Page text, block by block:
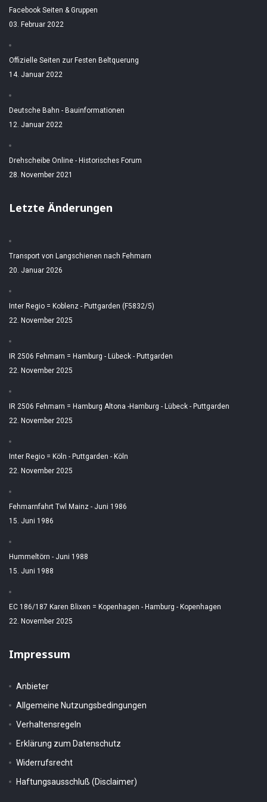
Facebook Seiten & Gruppen
03. Februar 2022
Offizielle Seiten zur Festen Beltquerung
14. Januar 2022
Deutsche Bahn - Bauinformationen
12. Januar 2022
Drehscheibe Online - Historisches Forum
28. November 2021
Letzte Änderungen
Transport von Langschienen nach Fehmarn
20. Januar 2026
Inter Regio = Koblenz - Puttgarden (F5832/5)
22. November 2025
IR 2506 Fehmarn = Hamburg - Lübeck - Puttgarden
22. November 2025
IR 2506 Fehmarn = Hamburg Altona -Hamburg - Lübeck - Puttgarden
22. November 2025
Inter Regio = Köln - Puttgarden - Köln
22. November 2025
Fehmarnfahrt Twl Mainz - Juni 1986
15. Juni 1986
Hummeltörn - Juni 1988
15. Juni 1988
EC 186/187 Karen Blixen = Kopenhagen - Hamburg - Kopenhagen
22. November 2025
Impressum
Anbieter
Allgemeine Nutzungsbedingungen
Verhaltensregeln
Erklärung zum Datenschutz
Widerrufsrecht
Haftungsausschluß (Disclaimer)